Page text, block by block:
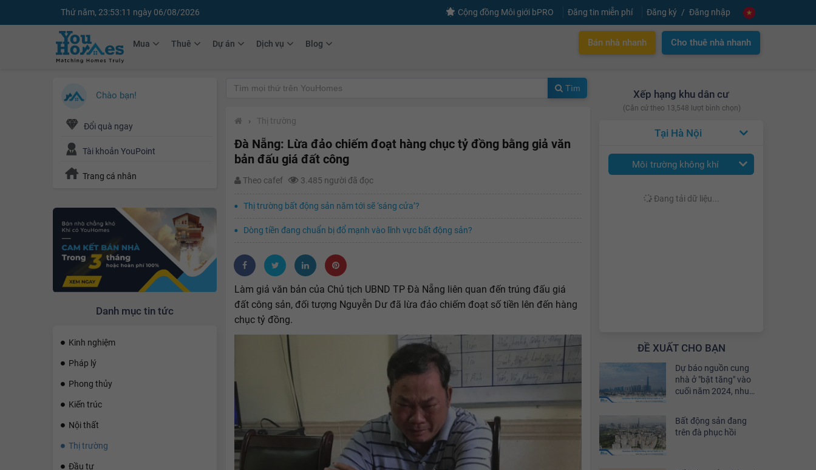
Thứ năm, 23:53:12 ngày 06/08/2026 Cộng đồng Môi giới bPRO Đăng tin miễn phí Đăng ký Đăng nhập
Mua Thuê Dự án Dịch vụ Blog Bán nhà nhanh Cho thuê nhà nhanh
Chào bạn!
Đổi quà ngay
Tài khoản YouPoint
Trang cá nhân
Danh mục tin tức
Kinh nghiệm
Pháp lý
Phong thủy
Kiến trúc
Nội thất
Thị trường
Đầu tư
Xếp hạng khu dân cư
(Căn cứ theo 13,548 lượt bình chọn)
Hà Nội
Môi trường không khí
Đang tải dữ liệu...
ĐỀ XUẤT CHO BẠN
Dự báo nguồn cung
nhà ở "bật tăng" vào
cuối năm 2024, nhu
khoảng 30%
Bất động sản đang
trên đà phục hồi
Tìm
› Thị trường
Đà Nẵng: Lừa đảo chiếm đoạt hàng chục tỷ đồng bằng giả văn
bản đấu giá đất công
Theo cafef 3.485 người đã đọc
Thị trường bất động sản năm tới sẽ ‘sáng cửa’?
Dòng tiền đang chuẩn bị đổ mạnh vào lĩnh vực bất động sản?
Làm giả văn bản của Chủ tịch UBND TP Đà Nẵng liên quan đến trúng đấu giá
đất công sản, đối tượng Nguyễn Dư đã lừa đảo chiếm đoạt số tiền lên đến hàng
chục tỷ đồng.